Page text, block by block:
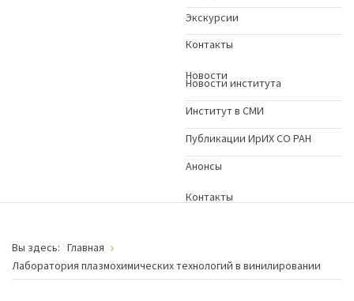
Экскурсии
Контакты
Новости
Новости института
Институт в СМИ
Публикации ИрИХ СО РАН
Анонсы
Контакты
Вы здесь: Главная
Лаборатория плазмохимических технологий в винилировании